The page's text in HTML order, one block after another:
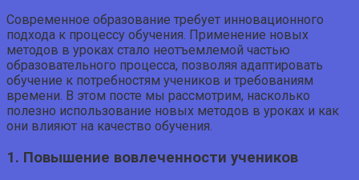
Современное образование требует инновационного
подхода к процессу обучения. Применение новых
методов в уроках стало неотъемлемой частью
образовательного процесса, позволяя адаптировать
обучение к потребностям учеников и требованиям
времени. В этом посте мы рассмотрим, насколько
полезно использование новых методов в уроках и как
они влияют на качество обучения.
1. Повышение вовлеченности учеников